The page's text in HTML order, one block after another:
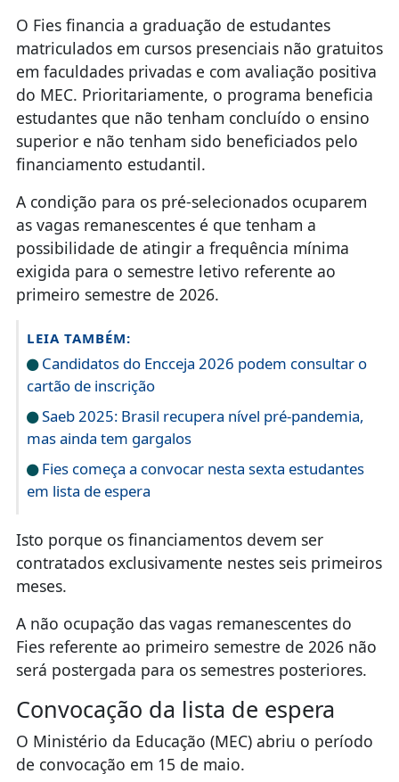
O Fies financia a graduação de estudantes
matriculados em cursos presenciais não gratuitos
em faculdades privadas e com avaliação positiva
do MEC. Prioritariamente, o programa beneficia
estudantes que não tenham concluído o ensino
superior e não tenham sido beneficiados pelo
financiamento estudantil.
A condição para os pré-selecionados ocuparem
as vagas remanescentes é que tenham a
possibilidade de atingir a frequência mínima
exigida para o semestre letivo referente ao
primeiro semestre de 2026.
LEIA TAMBÉM:
Candidatos do Encceja 2026 podem consultar o
cartão de inscrição
Saeb 2025: Brasil recupera nível pré-pandemia,
mas ainda tem gargalos
Fies começa a convocar nesta sexta estudantes
em lista de espera
Isto porque os financiamentos devem ser
contratados exclusivamente nestes seis primeiros
meses.
A não ocupação das vagas remanescentes do
Fies referente ao primeiro semestre de 2026 não
será postergada para os semestres posteriores.
Convocação da lista de espera
O Ministério da Educação (MEC) abriu o período
de convocação em 15 de maio.